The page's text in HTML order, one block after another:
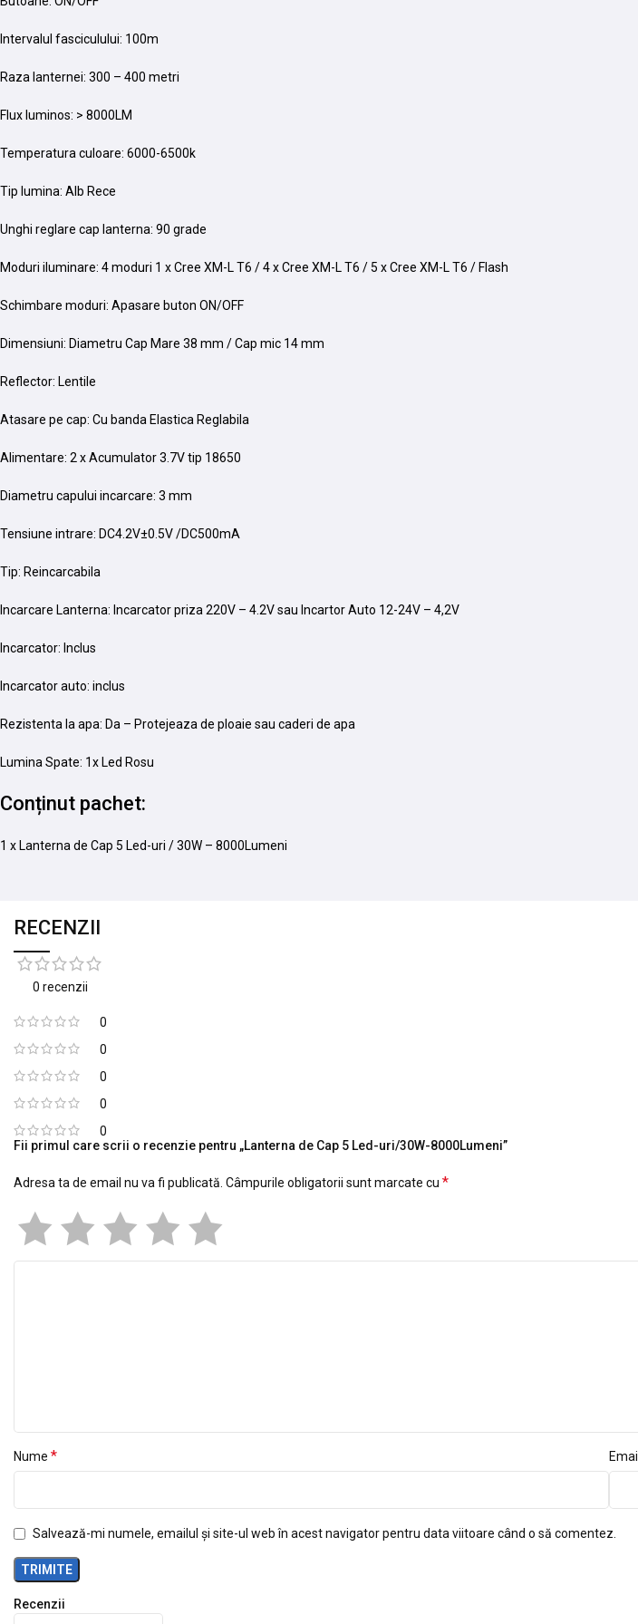
Intervalul fasciculului: 100m
Raza lanternei: 300 – 400 metri
Flux luminos: > 8000LM
Temperatura culoare: 6000-6500k
Tip lumina: Alb Rece
Unghi reglare cap lanterna: 90 grade
Moduri iluminare: 4 moduri 1 x Cree XM-L T6 / 4 x Cree XM-L T6 / 5 x Cree XM-L T6 / Flash
Schimbare moduri: Apasare buton ON/OFF
Dimensiuni: Diametru Cap Mare 38 mm / Cap mic 14 mm
Reflector: Lentile
Atasare pe cap: Cu banda Elastica Reglabila
Alimentare: 2 x Acumulator 3.7V tip 18650
Diametru capului incarcare: 3 mm
Tensiune intrare: DC4.2V±0.5V /DC500mA
Tip: Reincarcabila
Incarcare Lanterna: Incarcator priza 220V – 4.2V sau Incartor Auto 12-24V – 4,2V
Incarcator: Inclus
Incarcator auto: inclus
Rezistenta la apa: Da – Protejeaza de ploaie sau caderi de apa
Lumina Spate: 1x Led Rosu
Conținut pachet:
1 x Lanterna de Cap 5 Led-uri / 30W – 8000Lumeni
RECENZII
0 recenzii
0
0
0
0
0
Recenzii
Fii primul care scrii o recenzie pentru „Lanterna de Cap 5 Led-uri/30W-8000Lumeni”
Adresa ta de email nu va fi publicată. Câmpurile obligatorii sunt marcate cu *
Nume * Email
Salvează-mi numele, emailul și site-ul web în acest navigator pentru data viitoare când o să comentez.